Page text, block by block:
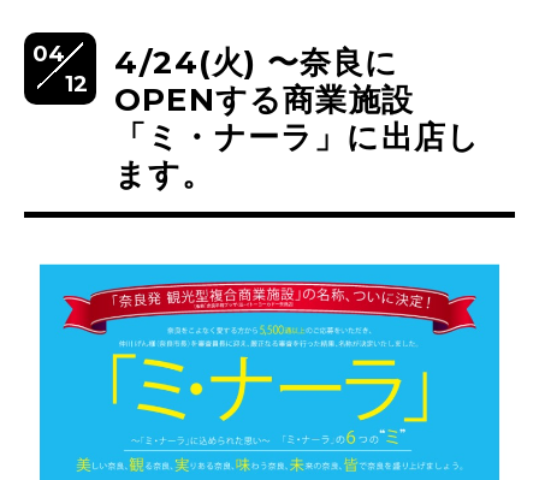
04
12
4/24(火) 〜奈良に
OPENする商業施設
「ミ・ナーラ」に出店し
ます。